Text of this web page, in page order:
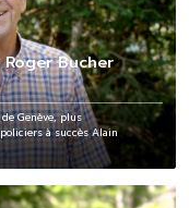
Bucher
Genève, plus
à succès Alain